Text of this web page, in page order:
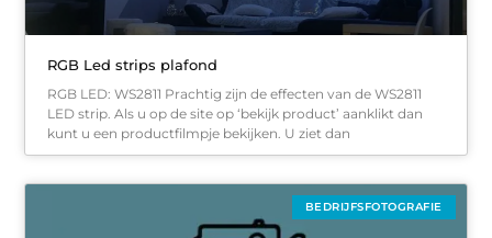
RGB Led strips plafond
RGB LED: WS2811 Prachtig zijn de effecten van de WS2811
LED strip. Als u op de site op ‘bekijk product’ aanklikt dan
kunt u een productfilmpje bekijken. U ziet dan
BEDRIJFSFOTOGRAFIE